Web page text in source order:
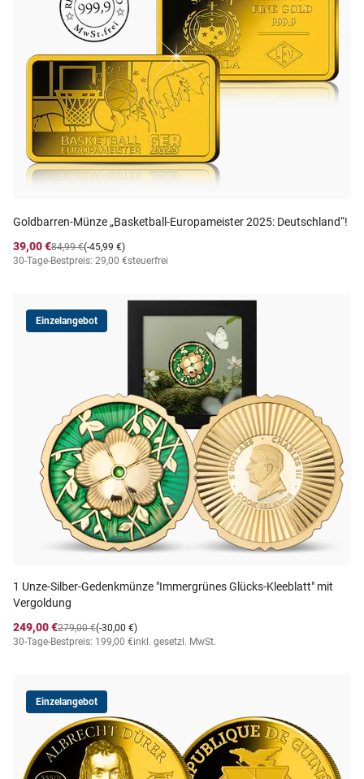
Goldbarren-Münze „Basketball-Europameister 2025: Deutschland“!
39,00 €
(-45,99 €)
84,99 €
30-Tage-Bestpreis: 29,00 €steuerfrei
Einzelangebot
1 Unze-Silber-Gedenkmünze "Immergrünes Glücks-Kleeblatt" mit
Vergoldung
249,00 €
(-30,00 €)
279,00 €
30-Tage-Bestpreis: 199,00 €inkl. gesetzl. MwSt.
Einzelangebot